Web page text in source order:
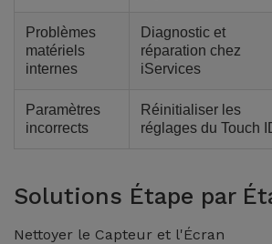
Problèmes
matériels
internes
Diagnostic et
réparation chez
iServices
Paramètres
incorrects
Réinitialiser les
réglages du Touch
Solutions Étape par
Nettoyer le Capteur et l'Écran